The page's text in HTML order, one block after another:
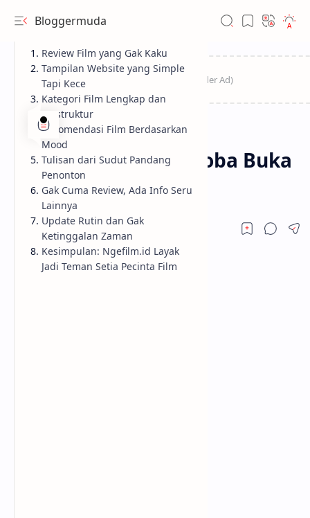
Bloggermuda
Sponsored
Mau Nonton Apa? Coba Buka
Ngefilm.id Dulu
Review Film yang Gak Kaku
Tampilan Website yang Simple
Tapi Kece
Kategori Film Lengkap dan
Terstruktur
Rekomendasi Film Berdasarkan
Mood
Tulisan dari Sudut Pandang
Penonton
Gak Cuma Review, Ada Info Seru
Lainnya
Update Rutin dan Gak
Ketinggalan Zaman
Kesimpulan: Ngefilm.id Layak
Jadi Teman Setia Pecinta Film